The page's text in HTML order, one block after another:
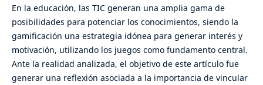
En la educación, las TIC generan una amplia gama de
posibilidades para potenciar los conocimientos, siendo la
gamificación una estrategia idónea para generar interés y
motivación, utilizando los juegos como fundamento central.
Ante la realidad analizada, el objetivo de este artículo fue
generar una reflexión asociada a la importancia de vincular